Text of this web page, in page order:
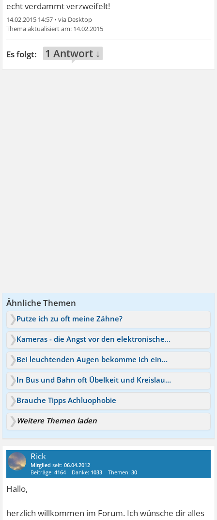
echt verdammt verzweifelt!
14.02.2015 14:57 •
14.02.2015
1 Antwort ↓
Ähnliche Themen
Putze ich zu oft meine Zähne?
Kameras - die Angst vor den elektronischen Augen
Bei leuchtenden Augen bekomme ich einen zuviel - aber warum?
In Bus und Bahn oft Übelkeit und Kreislaufprobleme
Brauche Tipps Achluophobie
Weitere Themen laden
Rick
Mitglied seit:06.04.2012
Beiträge:4164 Danke: 1033 Themen:30
Hallo,
herzlich willkommen im Forum. Ich wünsche dir alles